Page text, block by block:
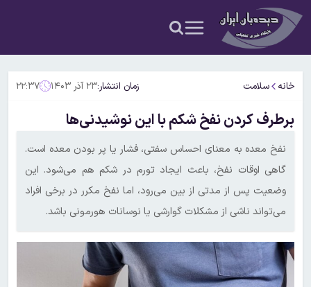
خانه سلامت زمان انتشار:۲۳ آذر ۱۴۰۳ ۲۲:۳۷
برطرف کردن نفخ شکم با این نوشیدنی‌ها
نفخ معده به معنای احساس سفتی، فشار یا پر بودن معده است.
گاهی اوقات نفخ، باعث ایجاد تورم در شکم هم می‌شود. این
وضعیت پس از مدتی از بین می‌رود، اما نفخ مکرر در برخی افراد
می‌تواند ناشی از مشکلات گوارشی یا نوسانات هورمونی باشد.